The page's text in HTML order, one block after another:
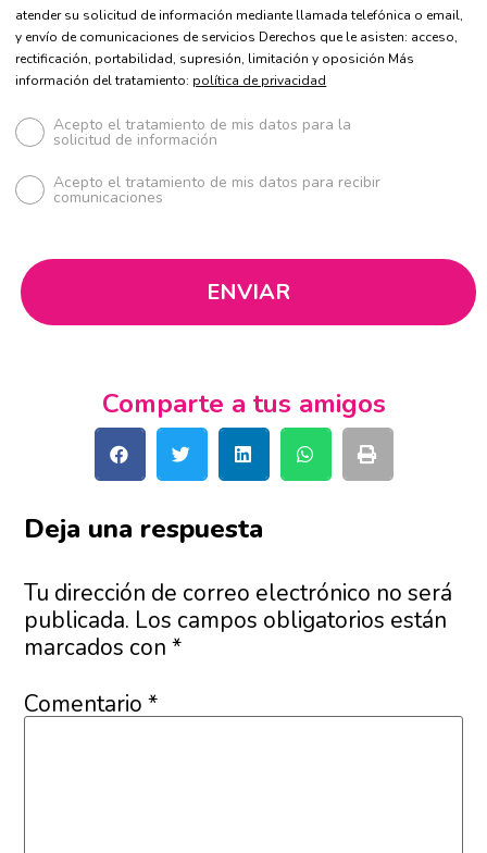
atender su solicitud de información mediante llamada telefónica o email,
y envío de comunicaciones de servicios Derechos que le asisten: acceso,
rectificación, portabilidad, supresión, limitación y oposición Más
información del tratamiento: política de privacidad
Acepto el tratamiento de mis datos para la
solicitud de información
Acepto el tratamiento de mis datos para recibir
comunicaciones
Comparte a tus amigos
Deja una respuesta
Tu dirección de correo electrónico no será
publicada. Los campos obligatorios están
marcados con*
Comentario*